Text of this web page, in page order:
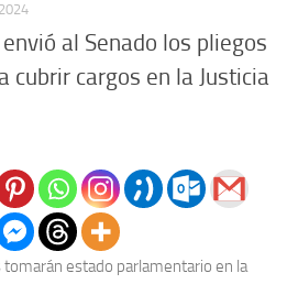
al Senado los pliegos
cubrir cargos en la Justicia
estado parlamentario en la